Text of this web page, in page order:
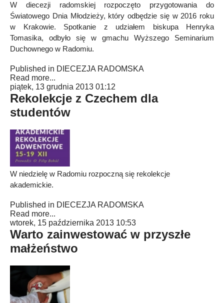
W diecezji radomskiej rozpoczęto przygotowania do
Światowego Dnia Młodzieży, który odbędzie się w 2016 roku
w Krakowie. Spotkanie z udziałem biskupa Henryka
Tomasika, odbyło się w gmachu Wyższego Seminarium
Duchownego w Radomiu.
Published in DIECEZJA RADOMSKA
Read more...
piątek, 13 grudnia 2013 01:12
Rekolekcje z Czechem dla
studentów
W niedzielę w Radomiu rozpoczną się rekolekcje
akademickie.
Published in DIECEZJA RADOMSKA
Read more...
wtorek, 15 października 2013 10:53
Warto zainwestować w przyszłe
małżeństwo